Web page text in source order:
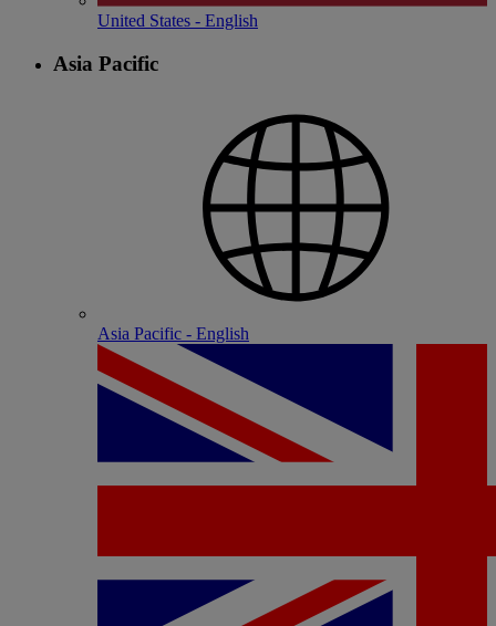
United States - English
Asia Pacific
Asia Pacific - English